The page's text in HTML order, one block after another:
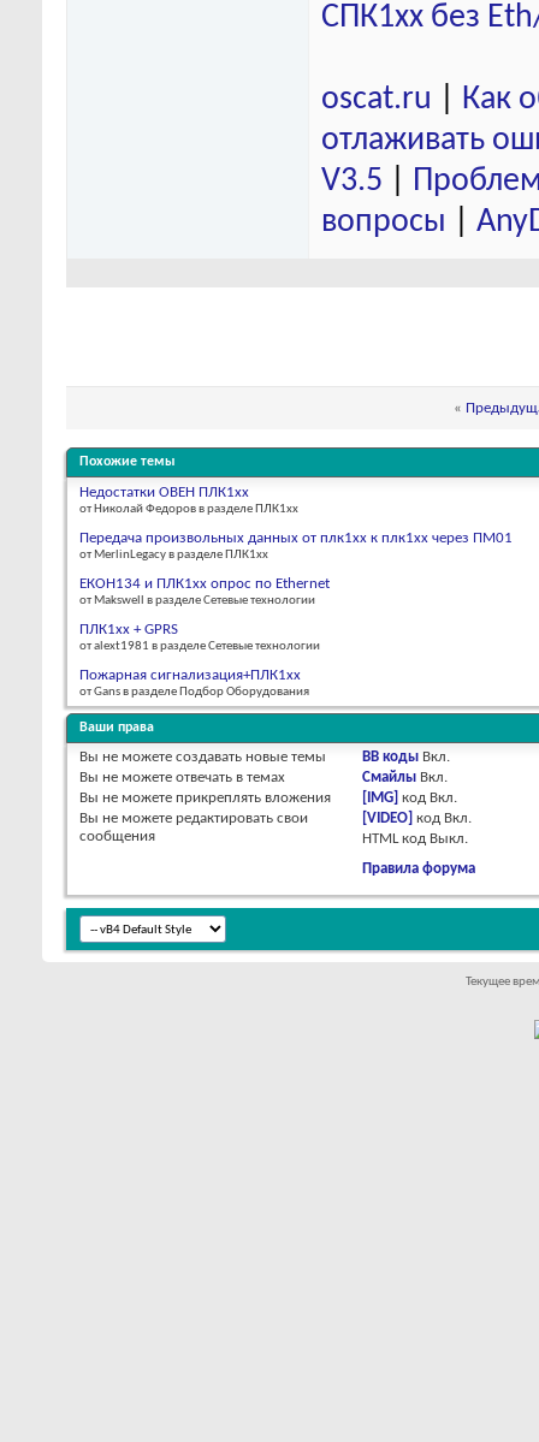
СПК1хх без
oscat.ru
Как
отлаживать
V3.5
вопросы
«
Похожие темы
Недостатки ОВЕН ПЛК1хх
от Николай Федоров в разделе ПЛК1хх
Передача произвольных данных от плк1хх к плк1хх через ПМ01
от MerlinLegacy в разделе ПЛК1хх
ЕКОН134 и ПЛК1хх опрос по Ethernet
от Makswell в разделе Сетевые технологии
ПЛК1хх + GPRS
от alext1981 в разделе Сетевые технологии
Пожарная сигнализация+ПЛК1хх
от Gans в разделе Подбор Оборудования
Ваши права
Вы не можете создавать новые темы
Вы не можете отвечать в темах
Вы не можете прикреплять вложения
Вы не можете редактировать свои
сообщения
BB коды Вкл.
Смайлы Вкл.
[IMG] код Вкл.
[VIDEO] код Вкл.
HTML код Выкл.
Правила форума
Текущее